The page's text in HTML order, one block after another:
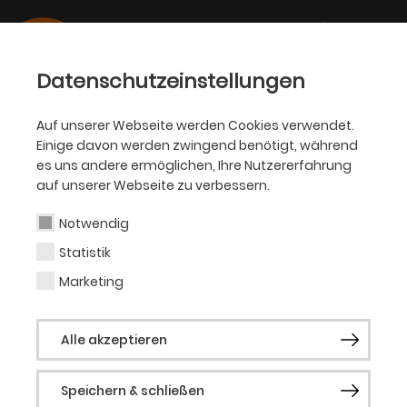
Datenschutzeinstellungen
Auf unserer Webseite werden Cookies verwendet.
Einige davon werden zwingend benötigt, während
es uns andere ermöglichen, Ihre Nutzererfahrung
auf unserer Webseite zu verbessern.
Notwendig
Statistik
Marketing
Alle akzeptieren
Speichern & schließen
SCHAUSPIEL
Bernice Lysania Ekoula
Akouala
Bernice Lysania Ekoula Akouala (sie/ihr),
geboren 1989 in Brazzaville, ist eine
multidisziplinäre Künstlerin, studierte
Sozialpädagogin und Community
Organisatorin aus Essen. Ihr